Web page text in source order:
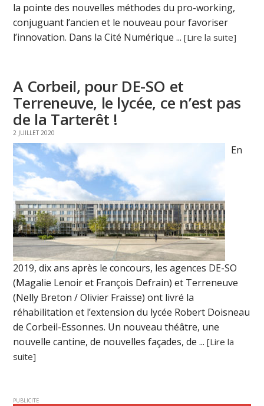
la pointe des nouvelles méthodes du pro-working,
conjuguant l’ancien et le nouveau pour favoriser
l’innovation. Dans la Cité Numérique ...[Lire la suite]
A Corbeil, pour DE-SO et
Terreneuve, le lycée, ce n’est pas
de la Tarterêt !
2 JUILLET 2020
En
2019, dix ans après le concours, les agences DE-SO
(Magalie Lenoir et François Defrain) et Terreneuve
(Nelly Breton / Olivier Fraisse) ont livré la
réhabilitation et l’extension du lycée Robert Doisneau
de Corbeil-Essonnes. Un nouveau théâtre, une
nouvelle cantine, de nouvelles façades, de ...[Lire la
suite]
PUBLICITE